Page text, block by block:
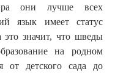
они лучше всех
язык имеет статус
это значит, что шведы
на родном
от детского сада до